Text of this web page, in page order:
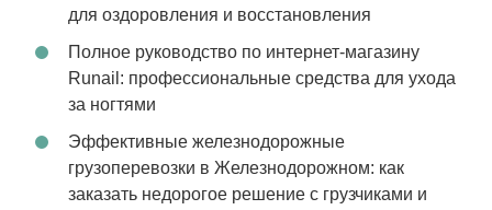
для оздоровления и восстановления
Полное руководство по интернет-магазину
Runail: профессиональные средства для ухода
за ногтями
Эффективные железнодорожные
грузоперевозки в Железнодорожном: как
заказать недорогое решение с грузчиками и